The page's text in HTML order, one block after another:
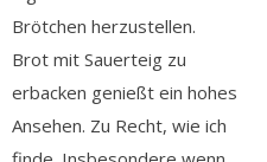
Brötchen herzustellen.
Brot mit Sauerteig zu
erbacken genießt ein hohes
Ansehen. Zu Recht, wie ich